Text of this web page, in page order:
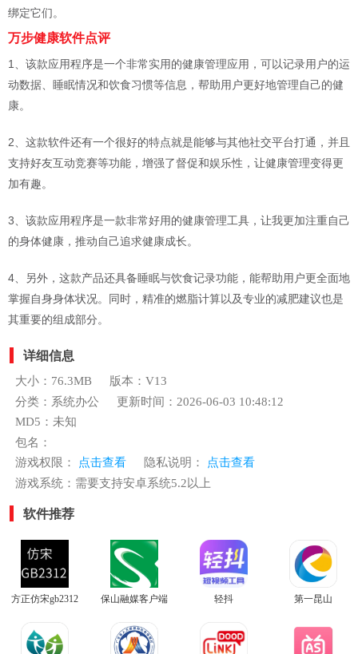
绑定它们。
万步健康软件点评
1、该款应用程序是一个非常实用的健康管理应用，可以记录用户的运
动数据、睡眠情况和饮食习惯等信息，帮助用户更好地管理自己的健
康。
2、这款软件还有一个很好的特点就是能够与其他社交平台打通，并且
支持好友互动竞赛等功能，增强了督促和娱乐性，让健康管理变得更
加有趣。
3、该款应用程序是一款非常好用的健康管理工具，让我更加注重自己
的身体健康，推动自己追求健康成长。
4、另外，这款产品还具备睡眠与饮食记录功能，能帮助用户更全面地
掌握自身身体状况。同时，精准的燃脂计算以及专业的减肥建议也是
其重要的组成部分。
详细信息
大小：76.3MB
版本：V13
分类：系统办公
更新时间：2026-06-03 10:48:12
MD5：未知
包名：
游戏权限：
点击查看 隐私说明：
点击查看
游戏系统：需要支持安卓系统5.2以上
软件推荐
方正仿宋gb2312 保山融媒客户端 轻抖 第一昆山